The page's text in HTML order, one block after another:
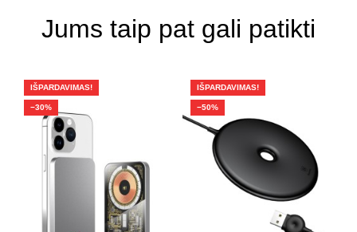
Jums taip pat gali patikti
IŠPARDAVIMAS!
−30%
IŠPARDAVIMAS!
−50%